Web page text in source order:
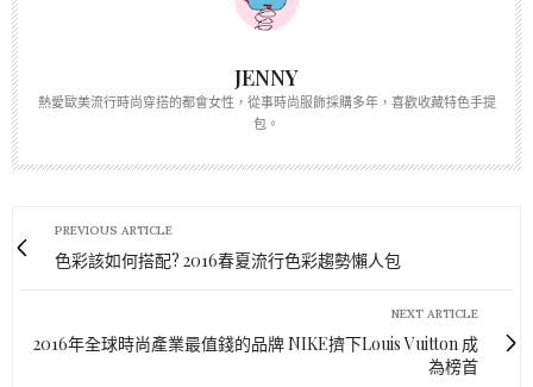
JENNY
熱愛歐美流行時尚穿搭的都會女性，從事時尚服飾採購多年，喜歡收藏特色手提
包。
PREVIOUS ARTICLE
色彩該如何搭配? 2016春夏流行色彩趨勢懶人包
NEXT ARTICLE
2016年全球時尚產業最值錢的品牌 NIKE擠下Louis Vuitton 成
為榜首